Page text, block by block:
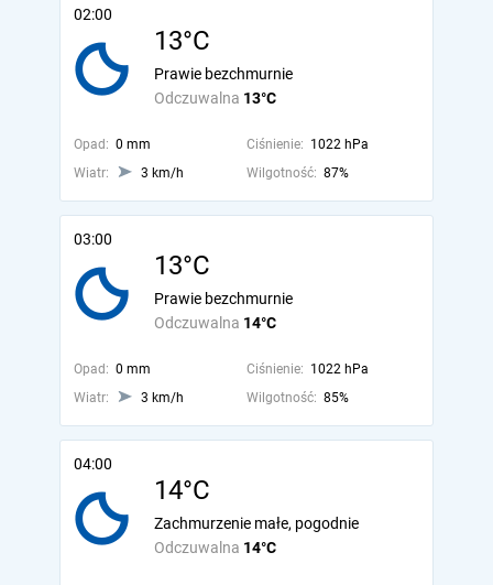
02:00
13°C
Odczuwalna 13°C
Prawie bezchmurnie
Opad: 0 mm Ciśnienie: 1022 hPa
Wiatr:
3 km/h Wilgotność: 87%
03:00
13°C
Odczuwalna 14°C
Prawie bezchmurnie
Opad: 0 mm Ciśnienie: 1022 hPa
Wiatr:
3 km/h Wilgotność: 85%
04:00
14°C
Odczuwalna 14°C
Zachmurzenie małe, pogodnie